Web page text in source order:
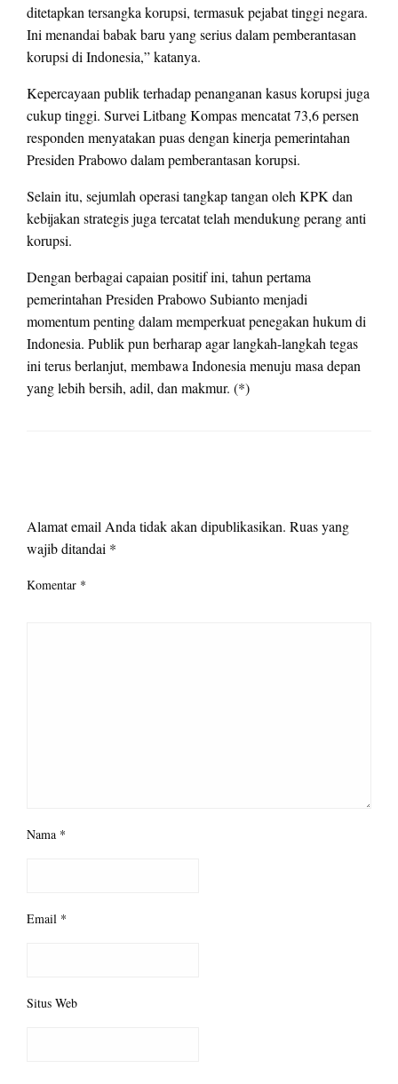
ditetapkan tersangka korupsi, termasuk pejabat tinggi negara.
Ini menandai babak baru yang serius dalam pemberantasan
korupsi di Indonesia,” katanya.
Kepercayaan publik terhadap penanganan kasus korupsi juga
cukup tinggi. Survei Litbang Kompas mencatat 73,6 persen
responden menyatakan puas dengan kinerja pemerintahan
Presiden Prabowo dalam pemberantasan korupsi.
Selain itu, sejumlah operasi tangkap tangan oleh KPK dan
kebijakan strategis juga tercatat telah mendukung perang anti
korupsi.
Dengan berbagai capaian positif ini, tahun pertama
pemerintahan Presiden Prabowo Subianto menjadi
momentum penting dalam memperkuat penegakan hukum di
Indonesia. Publik pun berharap agar langkah-langkah tegas
ini terus berlanjut, membawa Indonesia menuju masa depan
yang lebih bersih, adil, dan makmur. (*)
Alamat email Anda tidak akan dipublikasikan. Ruas yang
wajib ditandai *
Komentar *
Nama *
Email *
Situs Web